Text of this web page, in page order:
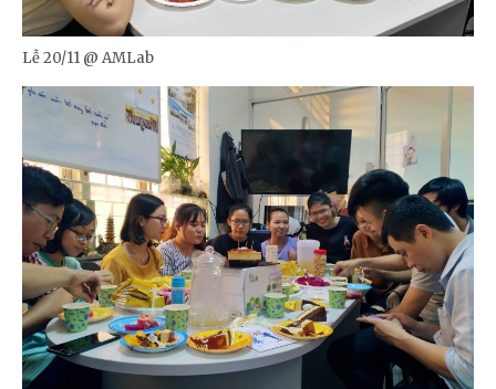
Lễ 20/11 @ AMLab